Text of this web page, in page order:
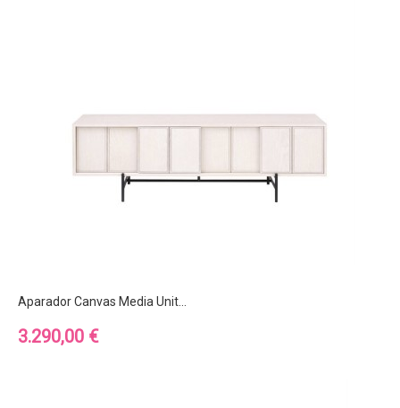
Aparador Canvas Media Unit...
Precio
3.290,00 €